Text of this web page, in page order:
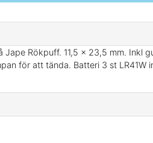
Jape Rökpuff. 11,5 x 23,5 mm. Inkl
för att tända. Batteri 3 st LR41W